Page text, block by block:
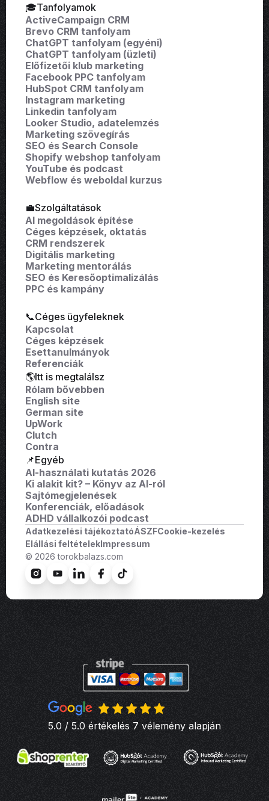
🎓Tanfolyamok
ActiveCampaign CRM
Brevo CRM tanfolyam
ChatGPT tanfolyam (egyéni)
ChatGPT tanfolyam (üzleti)
Előfizetői klub marketing
Facebook PPC tanfolyam
HubSpot CRM tanfolyam
Instagram marketing
Linkedin tanfolyam
Looker Studio, adatelemzés
Marketing szövegírás
SEO és Search Console
Shopify webshop tanfolyam
YouTube és podcast
Webflow és weboldal kurzus
💼Szolgáltatások
AI megoldások építése
Céges képzések, oktatás
CRM rendszerek
Digitális marketing
Marketing mentorálás
SEO és Keresőoptimalizálás
PPC és kampány
📞Céges ügyfeleknek
Kapcsolat
Céges képzések
Esettanulmányok
Referenciák
🌎Itt is megtalálsz
Rólam bővebben
English site
German site
UpWork
Clutch
Contra
📌Egyéb
AI-használati kutatás 2026
Ki alakit kit? – Könyv az AI-ról
Sajtómegjelenések
Konferenciák, előadások
ADHD vállalkozói podcast
Adatkezelési tájékoztatóÁSZFCookie-kezelés
Elállási feltételekImpressum
© 2026 torokbalazs.com
5.0 / 5.0 értékelés 7 vélemény alapján